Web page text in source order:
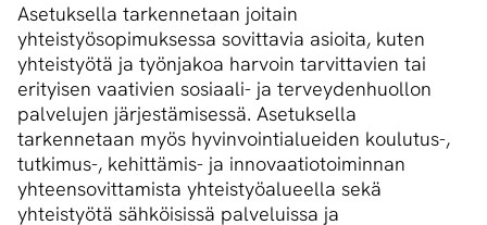
Asetuksella tarkennetaan joitain
yhteistyösopimuksessa sovittavia asioita, kuten
yhteistyötä ja työnjakoa harvoin tarvittavien tai
erityisen vaativien sosiaali- ja terveydenhuollon
palvelujen järjestämisessä. Asetuksella
tarkennetaan myös hyvinvointialueiden koulutus-,
tutkimus-, kehittämis- ja innovaatiotoiminnan
yhteensovittamista yhteistyöalueella sekä
yhteistyötä sähköisissä palveluissa ja